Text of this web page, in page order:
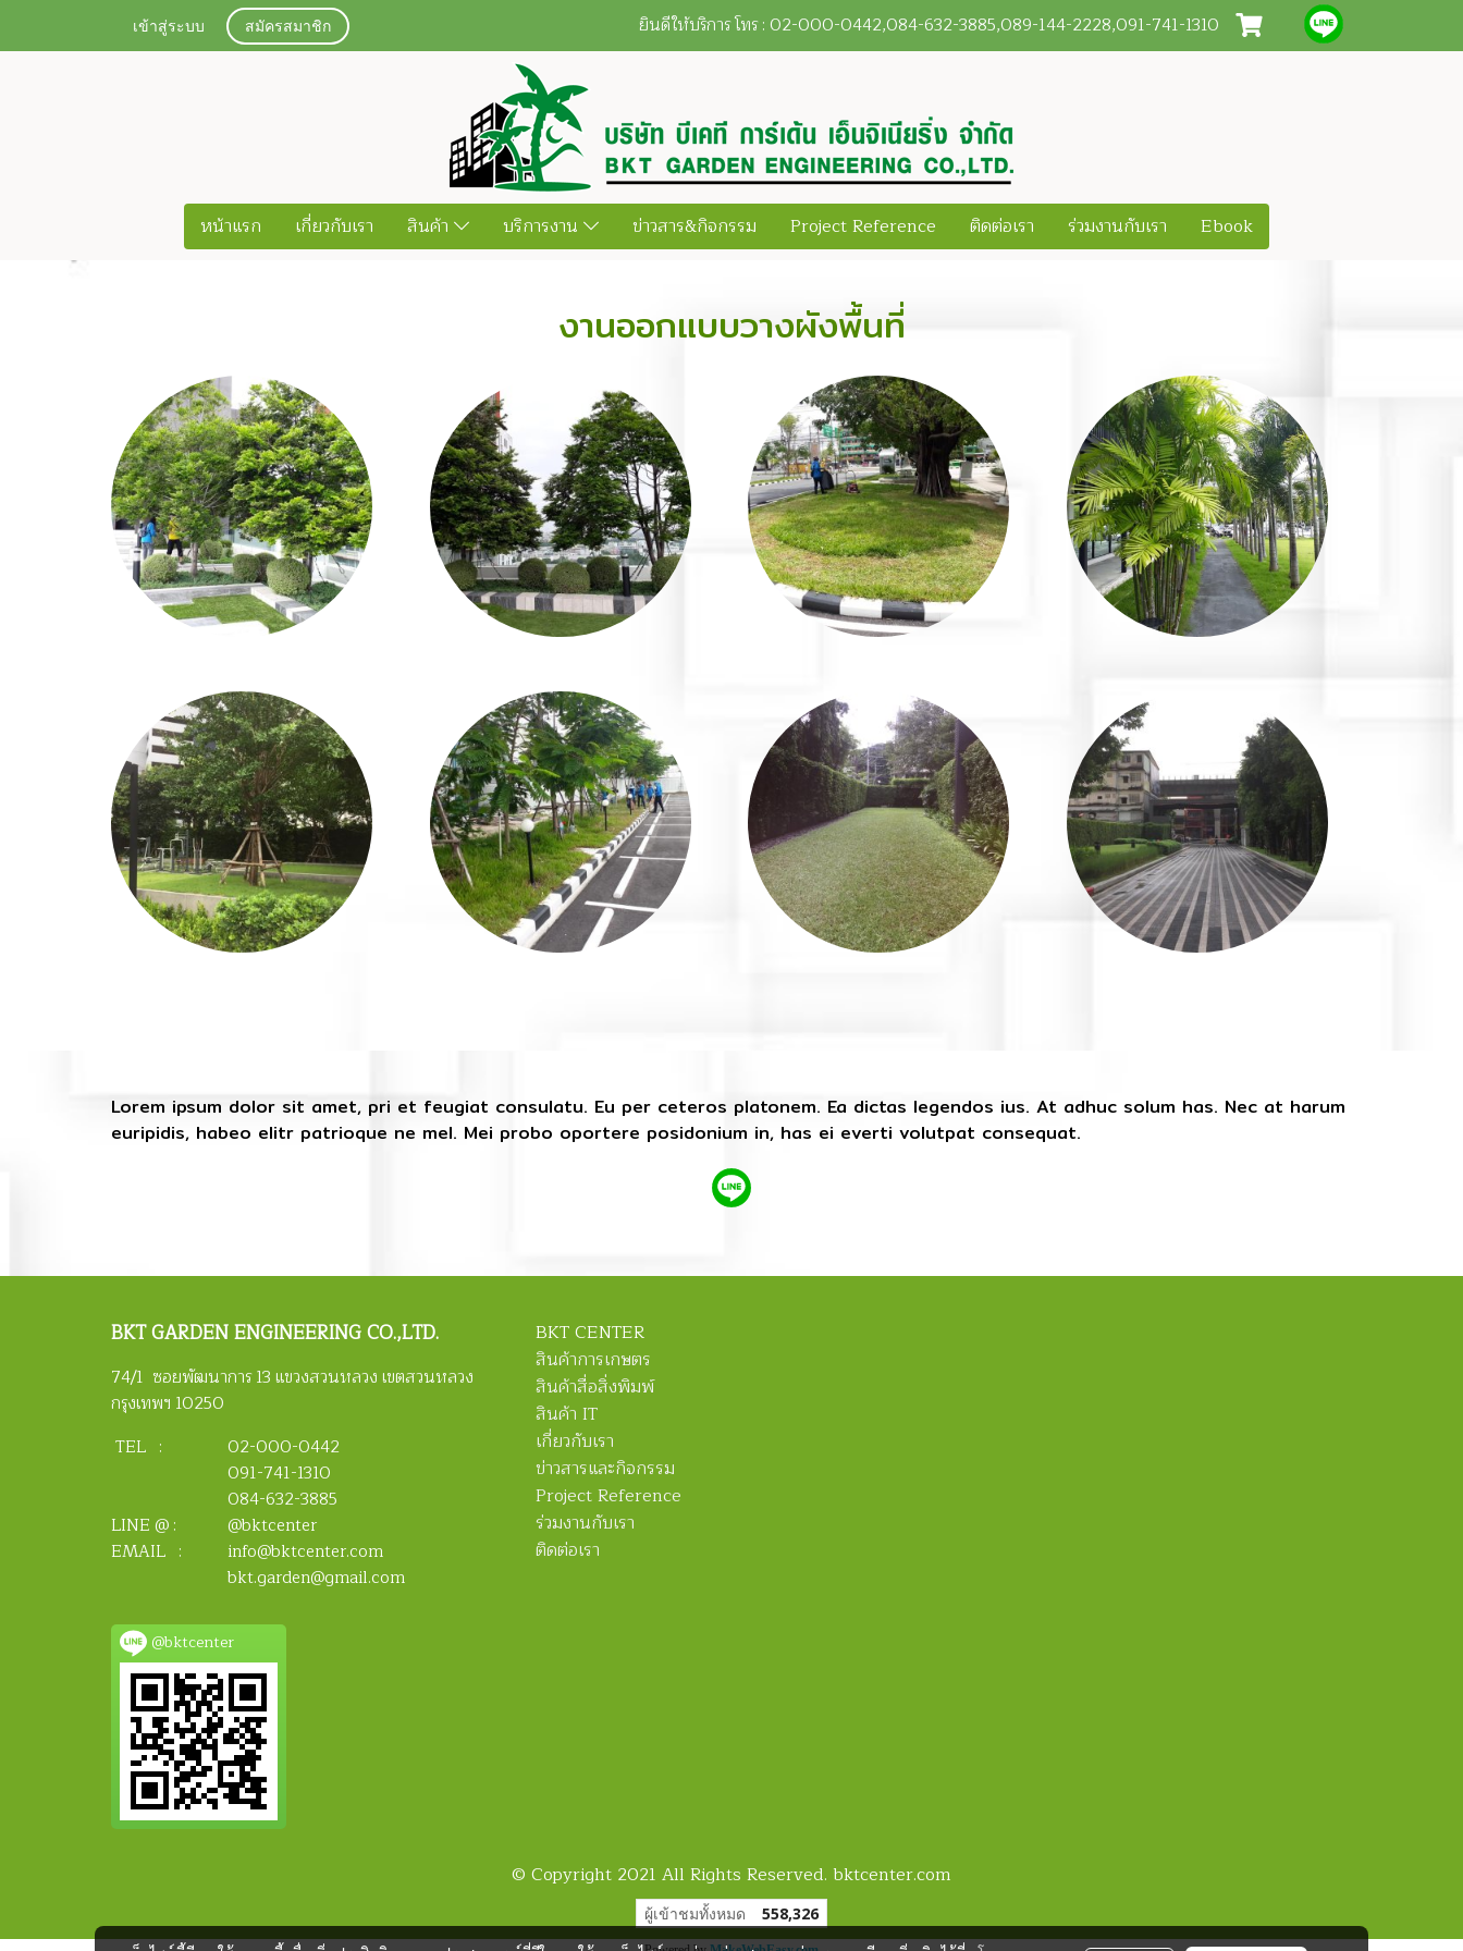
เข้าสู่ระบบ สมัครสมาชิก ยินดีให้บริการ โทร : 02-000-0442,084-632-3885,089-144-2228,091-741-1310
หน้าแรก เกี่ยวกับเรา สินค้า บริการงาน ข่าวสาร&กิจกรรม Project Reference ติดต่อเรา ร่วมงานกับเรา Ebook
งานออกแบบวางผังพื้นที่
Lorem ipsum dolor sit amet, pri et feugiat consulatu. Eu per ceteros platonem. Ea dictas legendos ius. At adhuc solum has. Nec at harum
euripidis, habeo elitr patrioque ne mel. Mei probo oportere posidonium in, has ei everti volutpat consequat.
BKTGARDEN ENGINEERING CO.,LTD.
74/1 ซอยพัฒนาการ 13 แขวงสวนหลวง เขตสวนหลวง
กรุงเทพฯ 10250
TEL :
02-000-0442
091-741-1310
084-632-3885
LINE @ :
@bktcenter
EMAIL :
info@bktcenter.com
bkt.garden@gmail.com
@bktcenter
BKT CENTER
สินค้าการเกษตร
สินค้าสื่อสิ่งพิมพ์
สินค้า IT
เกี่ยวกับเรา
ข่าวสารและกิจกรรม
Project Reference
ร่วมงานกับเรา
ติดต่อเรา
© Copyright 2021 All Rights Reserved. bktcenter.com
ผู้เข้าชมทั้งหมด 558,326